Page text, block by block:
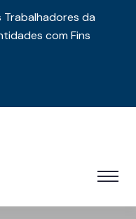
Trabalhadores da
com Fins